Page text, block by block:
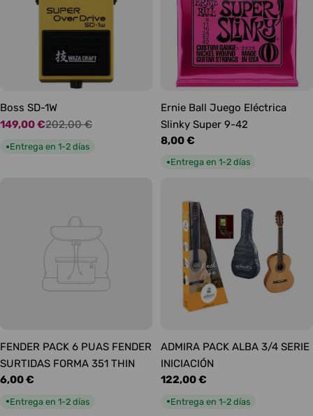
Boss SD-1W
Precio
de
149,00 €
Precio
habitual
202,00 €
●Entrega en 1-2 días
Ernie Ball Juego Eléctrica
Slinky Super 9-42
Precio
habitual
8,00 €
●Entrega en 1-2 días
FENDER PACK 6 PUAS FENDER
SURTIDAS FORMA 351 THIN
Precio
6,00 €
●Entrega en 1-2 días
ADMIRA PACK ALBA 3/4 SERIE
INICIACIÓN
Precio
122,00 €
●Entrega en 1-2 días